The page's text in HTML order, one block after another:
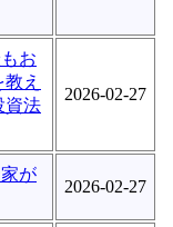
お
え
資法
2026-02-27
が
2026-02-27